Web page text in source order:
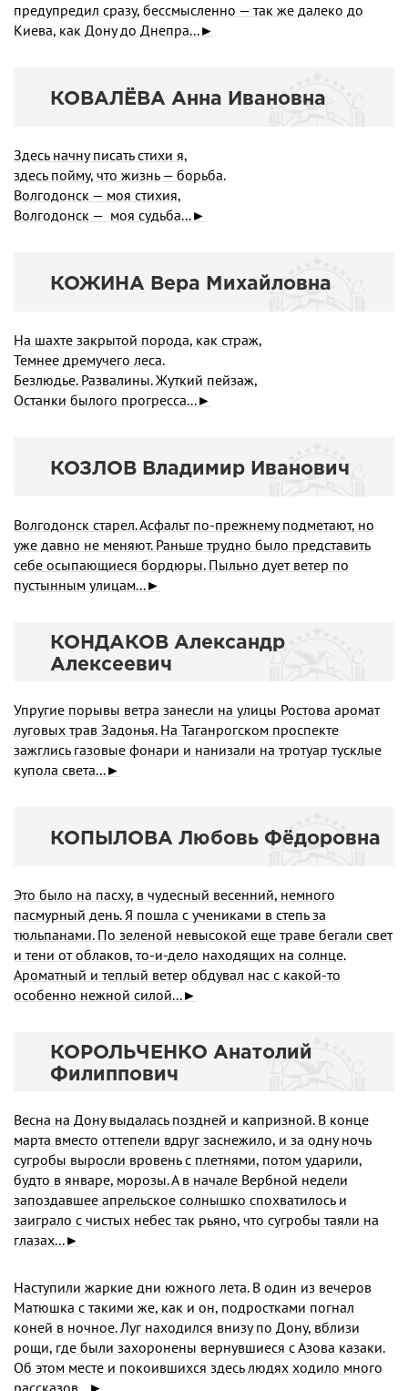
предупредил сразу, бессмысленно — так же далеко до
Киева, как Дону до Днепра...►
КОВАЛЁВА Анна Ивановна
Здесь начну писать стихи я,
здесь пойму, что жизнь — борьба.
Волгодонск — моя стихия,
Волгодонск — моя судьба...►
КОЖИНА Вера Михайловна
На шахте закрытой порода, как страж,
Темнее дремучего леса.
Безлюдье. Развалины. Жуткий пейзаж,
Останки былого прогресса...►
КОЗЛОВ Владимир Иванович
Волгодонск старел. Асфальт по-прежнему подметают, но
уже давно не меняют. Раньше трудно было представить
себе осыпающиеся бордюры. Пыльно дует ветер по
пустынным улицам...►
КОНДАКОВ Александр
Алексеевич
Упругие порывы ветра занесли на улицы Ростова аромат
лу­говых трав Задонья. На Таганрогском проспекте
зажглись газовые фонари и нанизали на тротуар тусклые
купола света...►
КОПЫЛОВА Любовь Фёдоровна
Это было на пасху, в чудесный весенний, немного
пасмурный день. Я пошла с учениками в степь за
тюльпанами. По зеленой невысокой еще траве бегали свет
и тени от облаков, то-и-дело находящих на солнце.
Ароматный и теплый ветер обдувал нас с какой-то
особенно нежной силой...►
КОРОЛЬЧЕНКО Анатолий
Филиппович
Весна на Дону выдалась поздней и капризной. В конце
марта вместо оттепели вдруг заснежило, и за одну ночь
сугробы выросли вровень с плетнями, потом ударили,
будто в январе, морозы. А в начале Вербной недели
запоздавшее апрельское солнышко спохватилось и
заиграло с чистых небес так рьяно, что сугробы таяли на
глазах...►
Наступили жаркие дни южного лета. В один из вечеров
Матюшка с такими же, как и он, подростками погнал
коней в ночное. Луг находился внизу по Дону, вблизи
рощи, где были захоронены вернувшиеся с Азова казаки.
Об этом месте и покоившихся здесь людях ходило много
рассказов...►